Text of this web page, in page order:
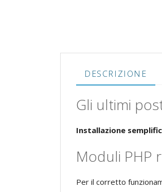
DESCRIZIONE
Gli ultimi
Installazione
Moduli PHP
Per il corretto